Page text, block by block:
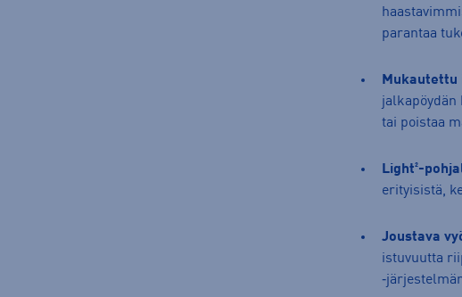
parantaa
jalkapöydän
tai poistaa
Light²-
erityisistä,
Joustava
istuvuutta